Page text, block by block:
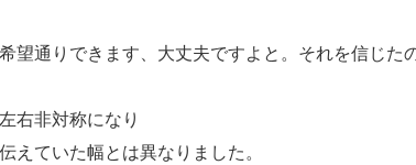
望通りできます、大丈夫ですよと。それを信じた
右非対称になり
えていた幅とは異なりました。